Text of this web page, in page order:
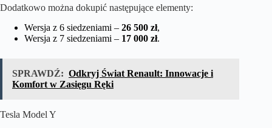
Dodatkowo można dokupić następujące elementy:
Wersja z 6 siedzeniami – 26 500 zł,
Wersja z 7 siedzeniami – 17 000 zł.
SPRAWDŹ: Odkryj Świat Renault: Innowacje i
Komfort w Zasięgu Ręki
Tesla Model Y